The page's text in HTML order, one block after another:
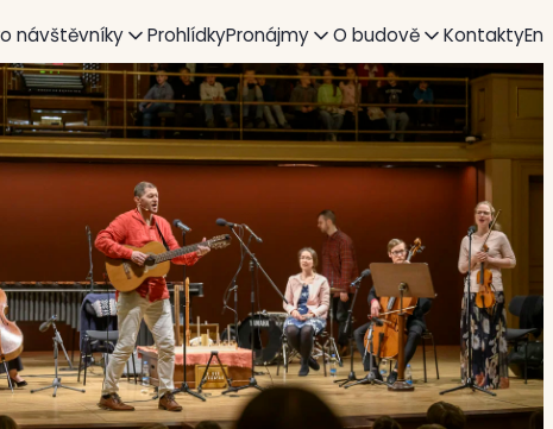
návštěvníky ProhlídkyPronájmy O budově KontaktyEn